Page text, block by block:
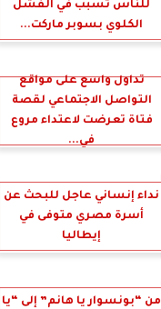
للناس تسبب في الفشل
الكلوي بسوبر ماركت...
تداول واسع على مواقع
التواصل الاجتماعي لقصة
فتاة تعرضت لاعتداء مروع
في...
نداء إنساني عاجل للبحث عن
أسرة مصري متوفى في
إيطاليا
من “بونسوار يا هانم” إلى “يا